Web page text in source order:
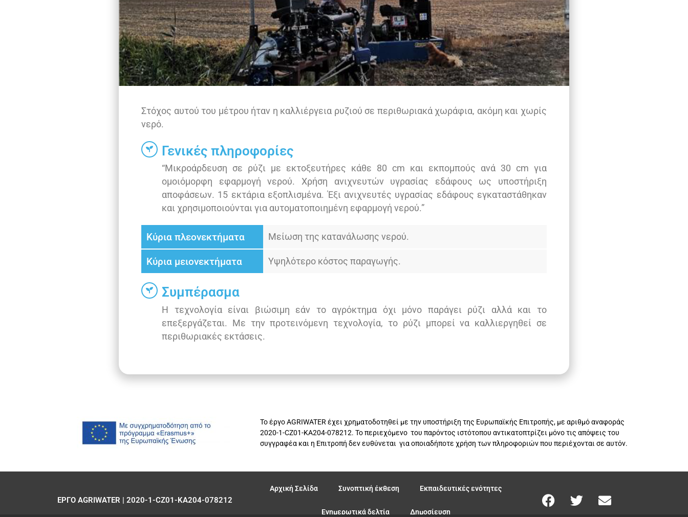
Στόχος αυτού του μέτρου ήταν η καλλιέργεια ρυζιού σε περιθωριακά χωράφια, ακόμη και χωρίς
νερό.
Γενικές πληροφορίες
“Μικροάρδευση σε ρύζι με εκτοξευτήρες κάθε 80 cm και εκπομπούς ανά 30 cm για
ομοιόμορφη εφαρμογή νερού. Χρήση ανιχνευτών υγρασίας εδάφους ως υποστήριξη
αποφάσεων. 15 εκτάρια εξοπλισμένα. Έξι ανιχνευτές υγρασίας εδάφους εγκαταστάθηκαν
και χρησιμοποιούνται για αυτοματοποιημένη εφαρμογή νερού.”
Κύρια πλεονεκτήματα Μείωση της κατανάλωσης νερού.
Κύρια μειονεκτήματα Υψηλότερο κόστος παραγωγής.
Συμπέρασμα
Η τεχνολογία είναι βιώσιμη εάν το αγρόκτημα όχι μόνο παράγει ρύζι αλλά και το
επεξεργάζεται. Με την προτεινόμενη τεχνολογία, το ρύζι μπορεί να καλλιεργηθεί σε
περιθωριακές εκτάσεις.
Το έργο AGRIWATER έχει χρηματοδοτηθεί με την υποστήριξη της Ευρωπαϊκής Επιτροπής, με αριθμό αναφοράς
2020-1-CZ01-KA204-078212. Το περιεχόμενο του παρόντος ιστότοπου αντικατοπτρίζει μόνο τις απόψεις του
συγγραφέα και η Επιτροπή δεν ευθύνεται για οποιαδήποτε χρήση των πληροφοριών που περιέχονται σε αυτόν.
ΕΡΓΟ AGRIWATER | 2020-1-CZ01-KA204-078212
Αρχική Σελίδα Συνοπτική έκθεση Εκπαιδευτικές ενότητες
Ενημερωτικά δελτία Δημοσίευση